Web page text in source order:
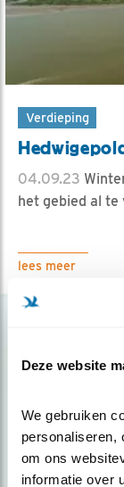
Deze website
We gebruiken
personaliseren,
om ons
informatie over
Verdieping
04.09.23
het gebied al te
lees meer
Op de